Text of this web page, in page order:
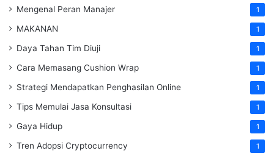
Mengenal Peran Manajer 1
MAKANAN 1
Daya Tahan Tim Diuji 1
Cara Memasang Cushion Wrap 1
Strategi Mendapatkan Penghasilan Online 1
Tips Memulai Jasa Konsultasi 1
Gaya Hidup 1
Tren Adopsi Cryptocurrency 1